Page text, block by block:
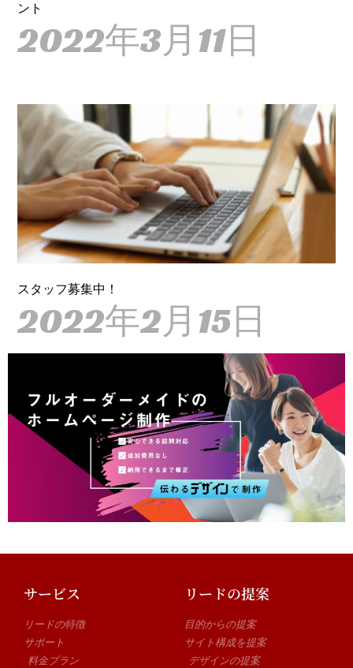
ント
2022年3月11日
スタッフ募集中！
2022年2月15日
サービス
リードの特徴
サポート
料金プラン
リードの提案
目的からの提案
サイト構成を提案
デザインの提案